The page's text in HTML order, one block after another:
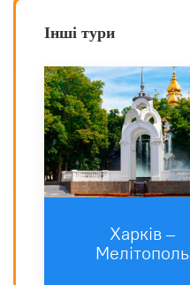
Інші тури
Харкiв –
Мелітополь